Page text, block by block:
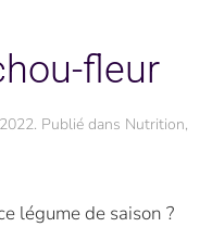
fleur
. Publié dans Nutrition,
légume de saison ?